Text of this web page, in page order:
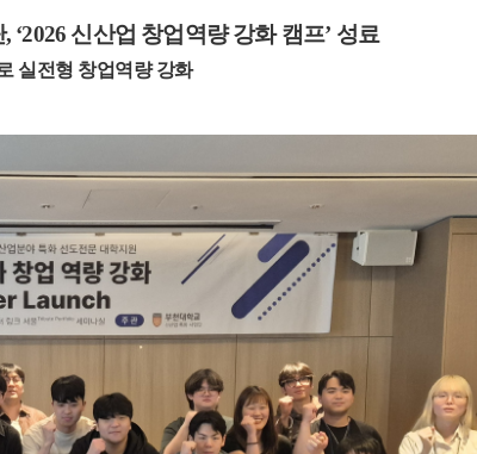
, ‘2026 신산업 창업역량 강화 캠프’ 성료
실전형 창업역량 강화